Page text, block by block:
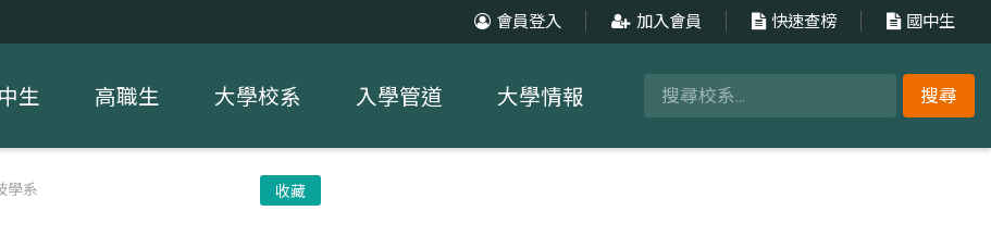
會員登入 加入會員 快速查榜 國中生
搜尋
生 高職生 大學校系 入學管道 大學情報
學系 收藏